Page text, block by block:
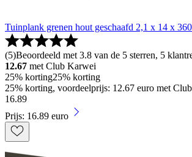
Tuinplank grenen hout geschaafd 2,1 x 14 x
(5)Beoordeeld met 3.8 van de 5 sterren, 5
12.67 met Club Karwei
25% korting25% korting
25% korting, voordeelprijs: 12.67 euro met
16.89
Prijs: 16.89 euro